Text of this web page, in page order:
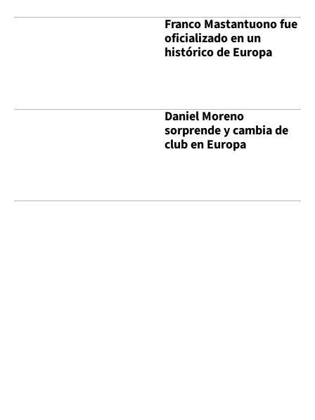
Franco Mastantuono fue
oficializado en un
histórico de Europa
Daniel Moreno
sorprende y cambia de
club en Europa